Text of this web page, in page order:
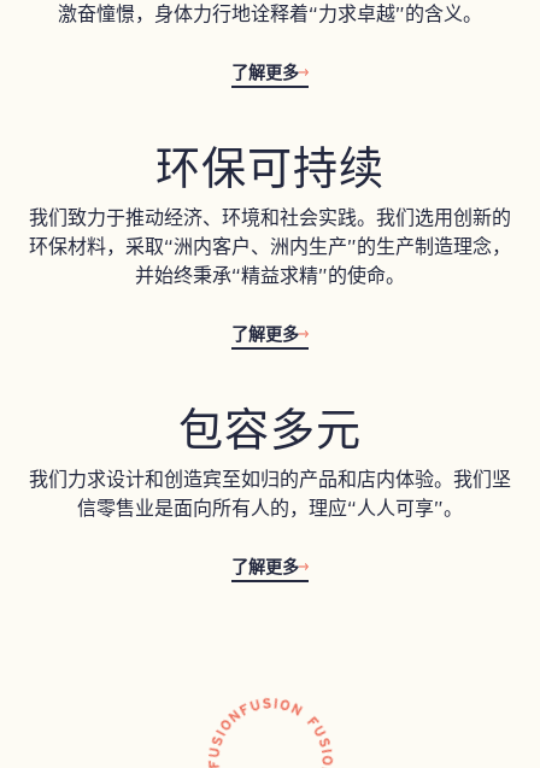
激奋憧憬，身体力行地诠释着“力求卓越”的含义。
了解更多
环保可持续
我们致力于推动经济、环境和社会实践。我们选用创新的
环保材料，采取“洲内客户、洲内生产”的生产制造理念，
并始终秉承“精益求精”的使命。
了解更多
包容多元
我们力求设计和创造宾至如归的产品和店内体验。我们坚
信零售业是面向所有人的，理应“人人可享”。
了解更多